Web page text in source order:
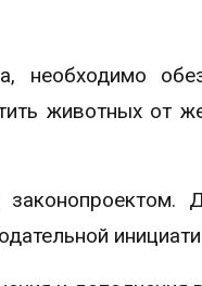
необходимо
животных от